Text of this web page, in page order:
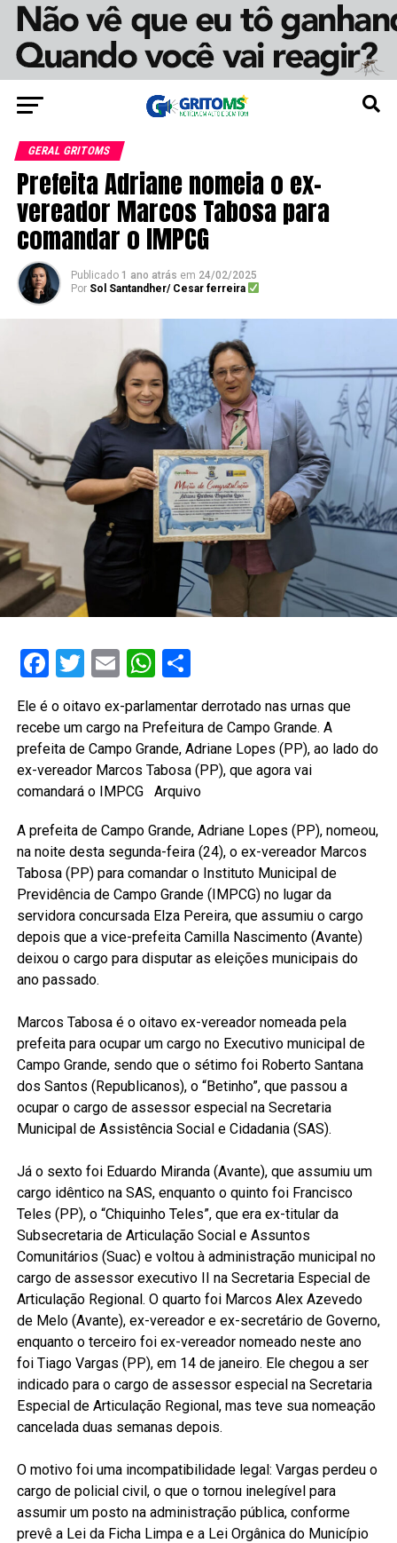
GERAL GRITOMS
Prefeita Adriane nomeia o ex-
vereador Marcos Tabosa para
comandar o IMPCG
Publicado 1 ano atrás em 24/02/2025
Por Sol Santandher/ Cesar ferreira
Facebook
Twitter
EmailWhatsApp
Share
Ele é o oitavo ex-parlamentar derrotado nas urnas que
recebe um cargo na Prefeitura de Campo Grande. A
prefeita de Campo Grande, Adriane Lopes (PP), ao lado do
ex-vereador Marcos Tabosa (PP), que agora vai
comandará o IMPCG Arquivo
A prefeita de Campo Grande, Adriane Lopes (PP), nomeou,
na noite desta segunda-feira (24), o ex-vereador Marcos
Tabosa (PP) para comandar o Instituto Municipal de
Previdência de Campo Grande (IMPCG) no lugar da
servidora concursada Elza Pereira, que assumiu o cargo
depois que a vice-prefeita Camilla Nascimento (Avante)
deixou o cargo para disputar as eleições municipais do
ano passado.
Marcos Tabosa é o oitavo ex-vereador nomeada pela
prefeita para ocupar um cargo no Executivo municipal de
Campo Grande, sendo que o sétimo foi Roberto Santana
dos Santos (Republicanos), o “Betinho”, que passou a
ocupar o cargo de assessor especial na Secretaria
Municipal de Assistência Social e Cidadania (SAS).
Já o sexto foi Eduardo Miranda (Avante), que assumiu um
cargo idêntico na SAS, enquanto o quinto foi Francisco
Teles (PP), o “Chiquinho Teles”, que era ex-titular da
Subsecretaria de Articulação Social e Assuntos
Comunitários (Suac) e voltou à administração municipal no
cargo de assessor executivo II na Secretaria Especial de
Articulação Regional. O quarto foi Marcos Alex Azevedo
de Melo (Avante), ex-vereador e ex-secretário de Governo,
enquanto o terceiro foi ex-vereador nomeado neste ano
foi Tiago Vargas (PP), em 14 de janeiro. Ele chegou a ser
indicado para o cargo de assessor especial na Secretaria
Especial de Articulação Regional, mas teve sua nomeação
cancelada duas semanas depois.
O motivo foi uma incompatibilidade legal: Vargas perdeu o
cargo de policial civil, o que o tornou inelegível para
assumir um posto na administração pública, conforme
prevê a Lei da Ficha Limpa e a Lei Orgânica do Município